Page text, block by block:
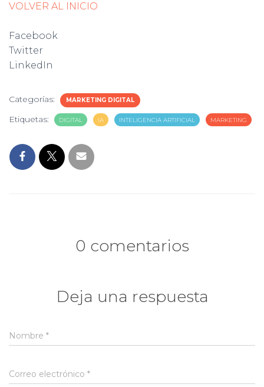
VOLVER AL INICIO
Facebook
Twitter
LinkedIn
Categorías: MARKETING DIGITAL
Etiquetas: DIGITAL IA INTELIGENCIA ARTIFICIAL MARKETING
0 comentarios
Deja una respuesta
Nombre *
Correo electrónico *